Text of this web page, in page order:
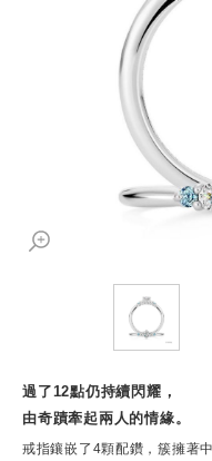
過了12點仍持續閃耀，
由奇蹟牽起兩人的情緣。
戒指鑲嵌了4顆配鑽，簇擁著